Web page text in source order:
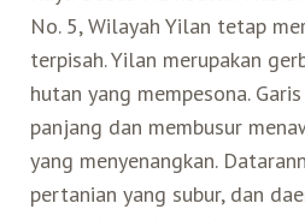
Agen Perjalanan
Mata Air Panas
LOHAS
Ekowisata
Tur Bis Wisata
Wisata Alam – Scenic Spot
Taiwan Tips
Teh Kelas Dunia
Bis
U-Bike
Mobil
Atraksi Taiwan Bagian Timur
Atraksi Taiwan Bagian Tengah
Atraksi Taiwan Bagian Selatan
Search for:
No. 5, Wilayah Yilan tetap
terpisah. Yilan merupakan
hutan yang mempesona.
panjang dan membusur
yang menyenangkan.
pertanian yang subur, dan